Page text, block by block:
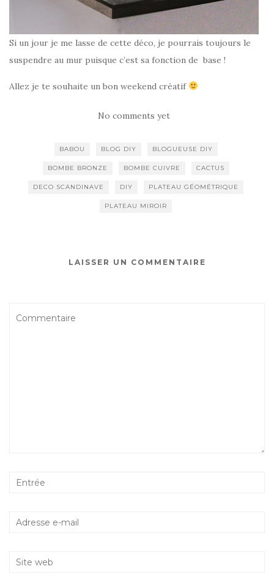
Si un jour je me lasse de cette déco, je pourrais toujours le
suspendre au mur puisque c’est sa fonction de base !
Allez je te souhaite un bon weekend créatif
No comments yet
BABOU BLOG DIY BLOGUEUSE DIY
BOMBE BRONZE BOMBE CUIVRE CACTUS
DECO SCANDINAVE DIY PLATEAU GÉOMÉTRIQUE
PLATEAU MIROIR
LAISSER UN COMMENTAIRE